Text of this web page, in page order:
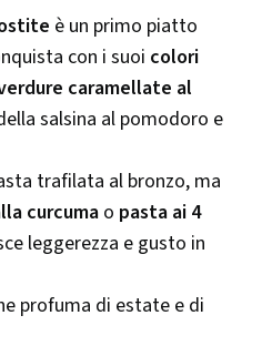
è un primo piatto
con i suoi colori
caramellate al
salsina al pomodoro e
trafilata al bronzo, ma
curcuma o pasta ai 4
leggerezza e gusto in
profuma di estate e di